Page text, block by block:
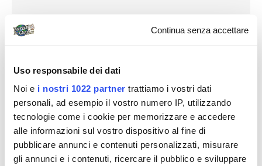
Continua senza accettare
Uso responsabile dei dati
Noi e i nostri 1022 partner trattiamo i vostri dati
personali, ad esempio il vostro numero IP, utilizzando
tecnologie come i cookie per memorizzare e accedere
alle informazioni sul vostro dispositivo al fine di
pubblicare annunci e contenuti personalizzati, misurare
gli annunci e i contenuti, ricercare il pubblico e sviluppare
24 settembre.
Km a ovest) per visitare il Castello Arabo che tanto mi
aveva incantato nelle foto. Devo dire che fino a
quando non ho scoperto che è tutto ricostruito e cioè
fino all’orario di apertura (ore 11:00), il fascino andava
aumentando percorrendo il sentiero che circonda il
maniero, anche perché da lassù si domina l’immensa